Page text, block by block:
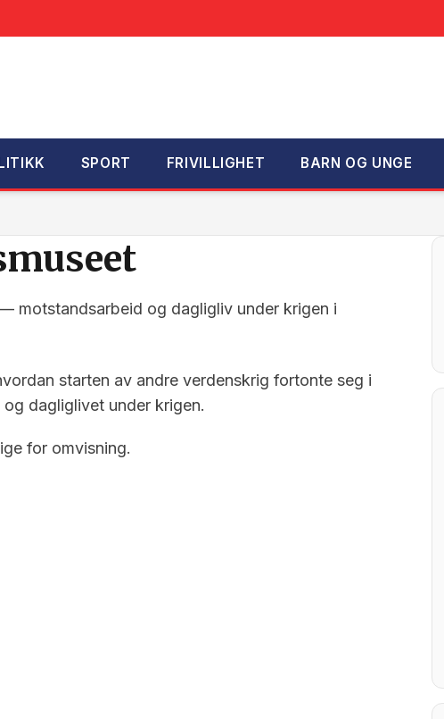
SPORT FRIVILLIGHET BARN OG UNGE
motstandsarbeid og dagligliv under krigen i
starten av andre verdenskrig fortonte seg i
dagliglivet under krigen.
for omvisning.